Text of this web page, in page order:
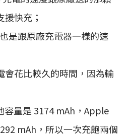
快充；
是跟原廠充電器一樣的速
會花比較久的時間，因為輸
容量是 3174 mAh，Apple
mAh，所以一次充飽兩個